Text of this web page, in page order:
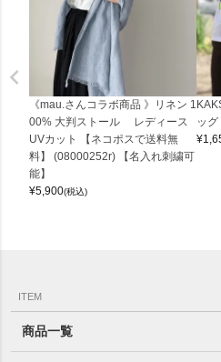
《mau.さんコラボ商品 》リネン 1
00% 大判ストール レディース
UVカット 【ネコポスで送料無
料】 (08000252r) 【名入れ刺繍可
能】
¥5,900(税込)
ッ
¥
ITEM
商品一覧